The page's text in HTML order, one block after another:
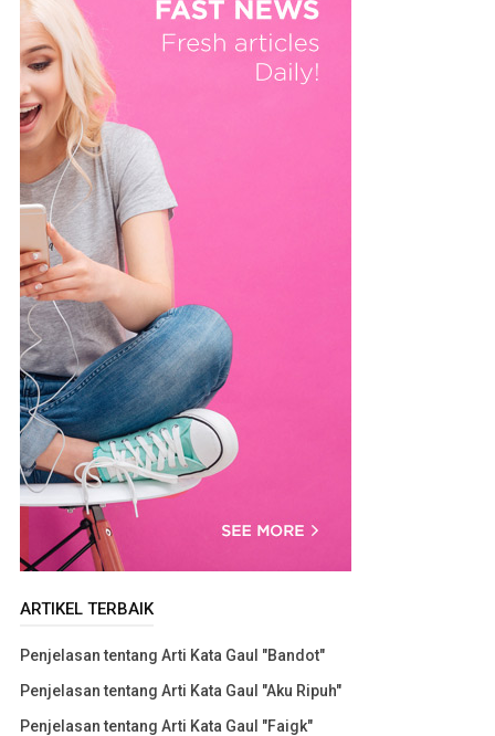
ARTIKEL TERBAIK
Penjelasan tentang Arti Kata Gaul "Bandot"
Penjelasan tentang Arti Kata Gaul "Aku Ripuh"
Penjelasan tentang Arti Kata Gaul "Faigk"